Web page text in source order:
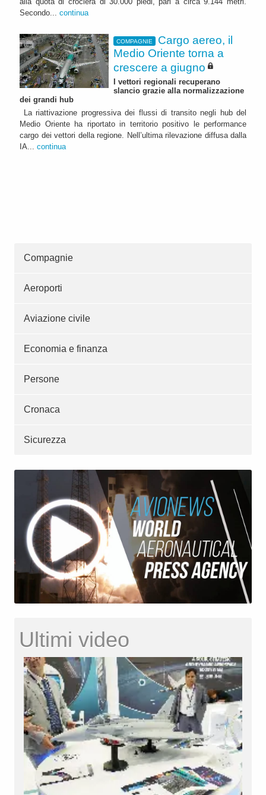
Secondo... continua
COMPAGNIE
Cargo aereo, il
Medio Oriente torna a
crescere a giugno
I vettori regionali recuperano
slancio grazie alla normalizzazione
dei grandi hub
La riattivazione progressiva dei flussi di transito negli hub del
Medio Oriente ha riportato in territorio positivo le performance
cargo dei vettori della regione. Nell’ultima rilevazione diffusa dalla
IA... continua
Compagnie
Aeroporti
Aviazione civile
Economia e finanza
Persone
Cronaca
Sicurezza
Ultimi video